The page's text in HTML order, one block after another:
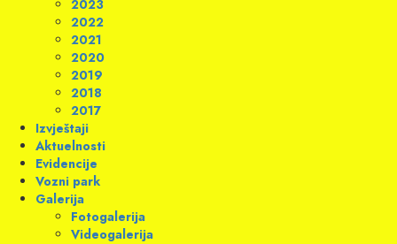
2023
2022
2021
2020
2019
2018
2017
Izvještaji
Aktuelnosti
Evidencije
Vozni park
Galerija
Fotogalerija
Videogalerija